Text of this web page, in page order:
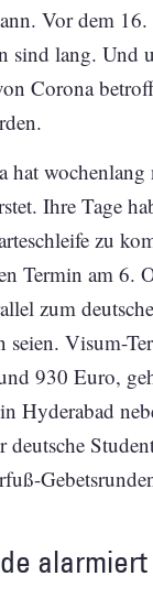
Vor dem
sind lang. Und
Corona
wochenlang
Ihre Tage
zu
Termin am 6.
zum
seien. Visum-
930 Euro,
Hyderabad
alarmiert